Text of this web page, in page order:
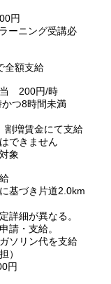
円
ーニング受講必
全額支給
当 200円/時
つ8時間未満
割増賃金にて支給
できません
象
基づき片道2.0km
細が異なる。
・支給。
ソリン代を支給
）
円